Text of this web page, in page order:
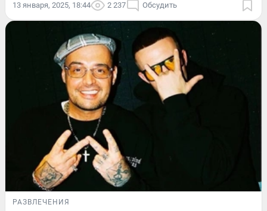
13 января, 2025, 18:44 2 237 Обсудить
РАЗВЛЕЧЕНИЯ